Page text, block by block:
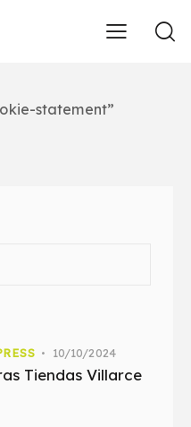
statement”
10/10/2024
Tiendas Villarce